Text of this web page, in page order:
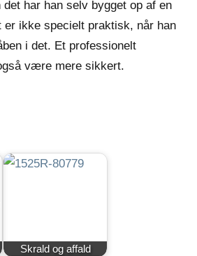
har han selv bygget op af en
er ikke specielt praktisk, når han
i det. Et professionelt
være mere sikkert.
Skrald og affald